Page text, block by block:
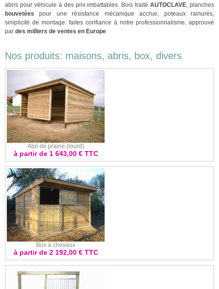
abris pour véhicule à des prix imbattables. Bois traitéAUTOCLAVE, planches
bouvetées pour une résistance mécanique accrue, poteaux rainurés,
simplicité de montage: faites confiance à notre professionnalisme, approuvé
par des milliers de ventes en Europe.
Nos produits: maisons, abris, box, divers
Abri de prairie (lourd)
à partir de 1 643,00 € TTC
Box à chevaux
à partir de 2 192,00 € TTC